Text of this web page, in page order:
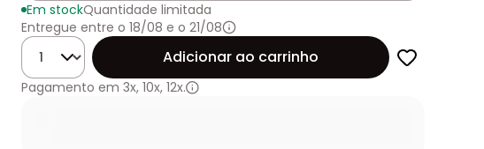
Em stockQuantidade limitada
Entregue entre o 18/08 e o 21/08
Quantidade
Adicionar ao carrinho
Pagamento em 3x, 10x, 12x.